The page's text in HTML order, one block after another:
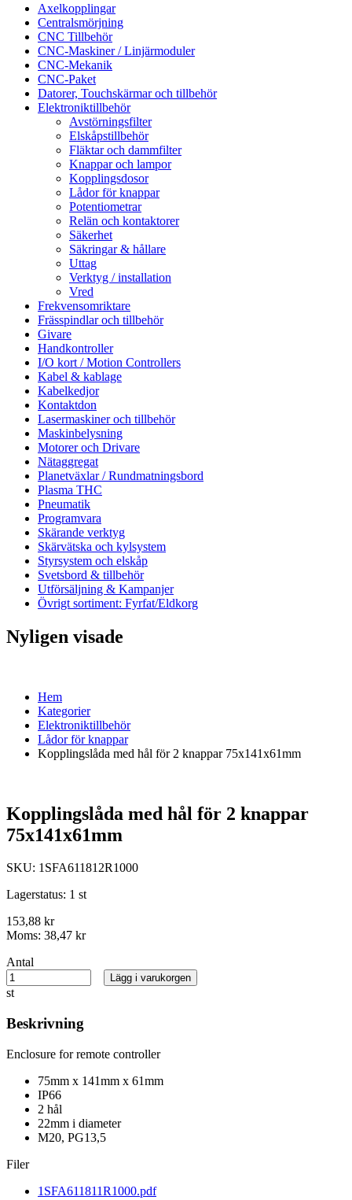
Axelkopplingar
Centralsmörjning
CNC Tillbehör
CNC-Maskiner / Linjärmoduler
CNC-Mekanik
CNC-Paket
Datorer, Touchskärmar och tillbehör
Elektroniktillbehör
Avstörningsfilter
Elskåpstillbehör
Fläktar och dammfilter
Knappar och lampor
Kopplingsdosor
Lådor för knappar
Potentiometrar
Relän och kontaktorer
Säkerhet
Säkringar & hållare
Uttag
Verktyg / installation
Vred
Frekvensomriktare
Frässpindlar och tillbehör
Givare
Handkontroller
I/O kort / Motion Controllers
Kabel & kablage
Kabelkedjor
Kontaktdon
Lasermaskiner och tillbehör
Maskinbelysning
Motorer och Drivare
Nätaggregat
Planetväxlar / Rundmatningsbord
Plasma THC
Pneumatik
Programvara
Skärande verktyg
Skärvätska och kylsystem
Styrsystem och elskåp
Svetsbord & tillbehör
Utförsäljning & Kampanjer
Övrigt sortiment: Fyrfat/Eldkorg
Nyligen visade
Hem
Kategorier
Elektroniktillbehör
Lådor för knappar
Kopplingslåda med hål för 2 knappar 75x141x61mm
Kopplingslåda med hål för 2 knappar
75x141x61mm
SKU: 1SFA611812R1000
Lagerstatus: 1 st
153,88 kr
Moms: 38,47 kr
Antal
st
Lägg i varukorgen
Beskrivning
Enclosure for remote controller
75mm x 141mm x 61mm
IP66
2 hål
22mm i diameter
M20, PG13,5
Filer
1SFA611811R1000.pdf